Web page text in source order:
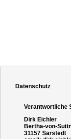
Datenschutz
Verantwortliche
Dirk Eichler
Bertha-von-
31157 Sarstedt